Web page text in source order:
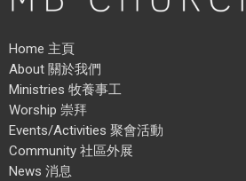
Home 主頁
About 關於我們
Ministries 牧養事工
Worship 崇拜
Events/Activities 聚會活動
Community 社區外展
News 消息